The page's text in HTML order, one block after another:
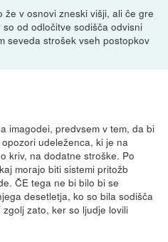
v osnovi zneski višji, ali če gre
od odločitve sodišča odvisni
seveda strošek vseh postopkov
imagodei, predvsem v tem, da bi
udeleženca, ki je na
kriv, na dodatne stroške. Po
morajo biti sistemi pritožb
ČE tega ne bi bilo bi se
desetletja, ko so bila sodišča
zato, ker so ljudje lovili